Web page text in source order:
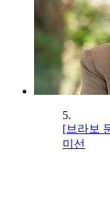
5.
[브라보
미선